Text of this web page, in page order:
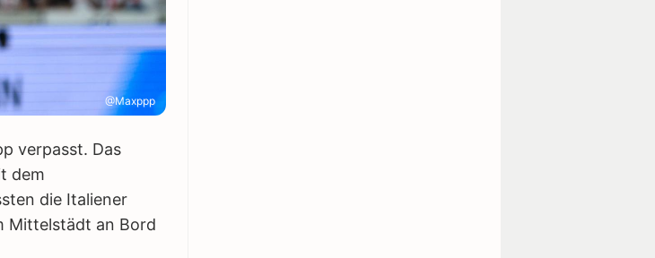
@Maxppp
verpasst. Das
dem
die Italiener
Mittelstädt an Bord